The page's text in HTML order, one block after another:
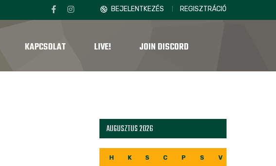
BEJELENTKEZÉS REGISZTRÁCIÓ
KAPCSOLAT LIVE! JOIN DISCORD
AUGUSZTUS 2026
H K S C P S V